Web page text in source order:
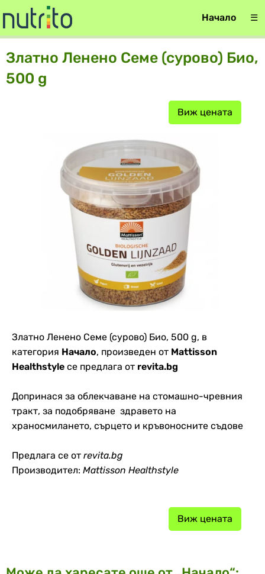
Начало ☰
Златно Ленено Семе (сурово) Био,
500 g
Виж цената
Златно Ленено Семе (сурово) Био, 500 g, в
категория Начало, произведен от Mattisson
Healthstyle се предлага от revita.bg
Допринася за облекчаване на стомашно-чревния
тракт, за подобряване здравето на
храносмилането, сърцето и кръвоносните съдове
Предлага се от revita.bg
Производител: Mattisson Healthstyle
Виж цената